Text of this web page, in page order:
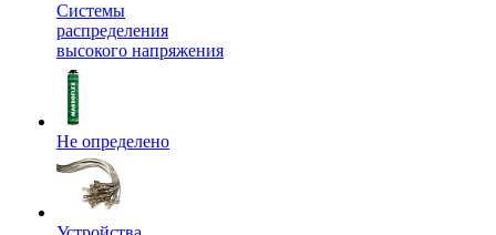
Системы
распределения
высокого напряжения
Не определено